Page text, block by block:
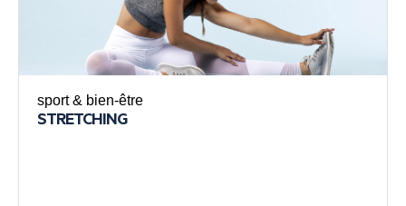
sport & bien-être
STRETCHING